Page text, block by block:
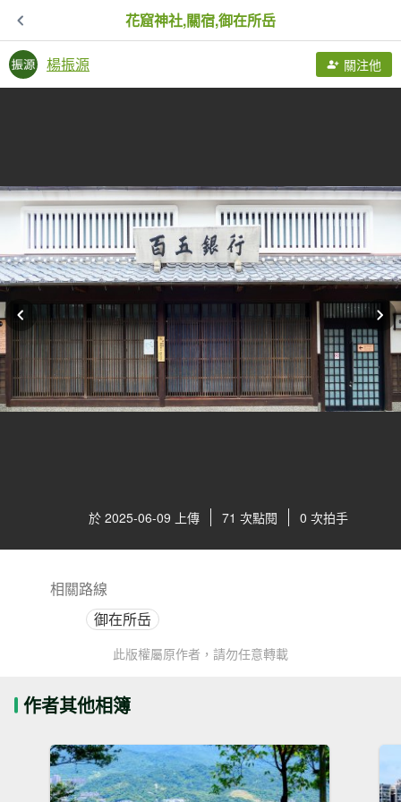
花窟神社,關宿,御在所岳
楊振源 關注他
於 2025-06-09 上傳 71 次點閱 0 次拍手
相關路線
御在所岳
此版權屬原作者，請勿任意轉載
作者其他相簿